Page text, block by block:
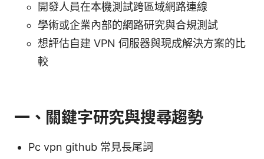
開發人員在本機測試跨區域網路連線
學術或企業內部的網路研究與合規測試
想評估自建 VPN 伺服器與現成解決方案的比
較
一、關鍵字研究與搜尋趨勢
Pc vpn github 常見長尾詞